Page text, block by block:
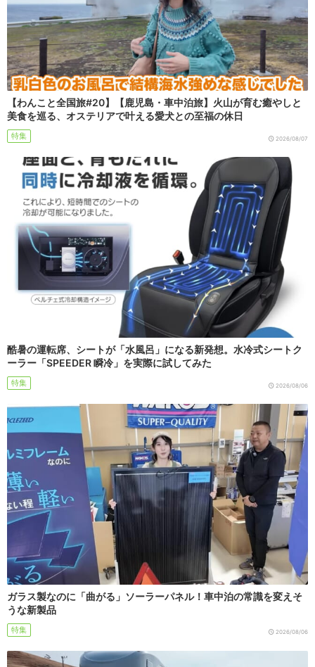
【わんこと全国旅#20】【鹿児島・車中泊旅】火山が育む癒やしと
美食を巡る、オステリアで叶える愛犬との至福の休日
特集 2026/08/07
酷暑の運転席、シートが「水風呂」になる新発想。水冷式シートク
ーラー「SPEEDER 瞬冷」を実際に試してみた
特集 2026/08/06
ガラス製なのに「曲がる」ソーラーパネル！車中泊の常識を変えそ
うな新製品
特集 2026/08/06